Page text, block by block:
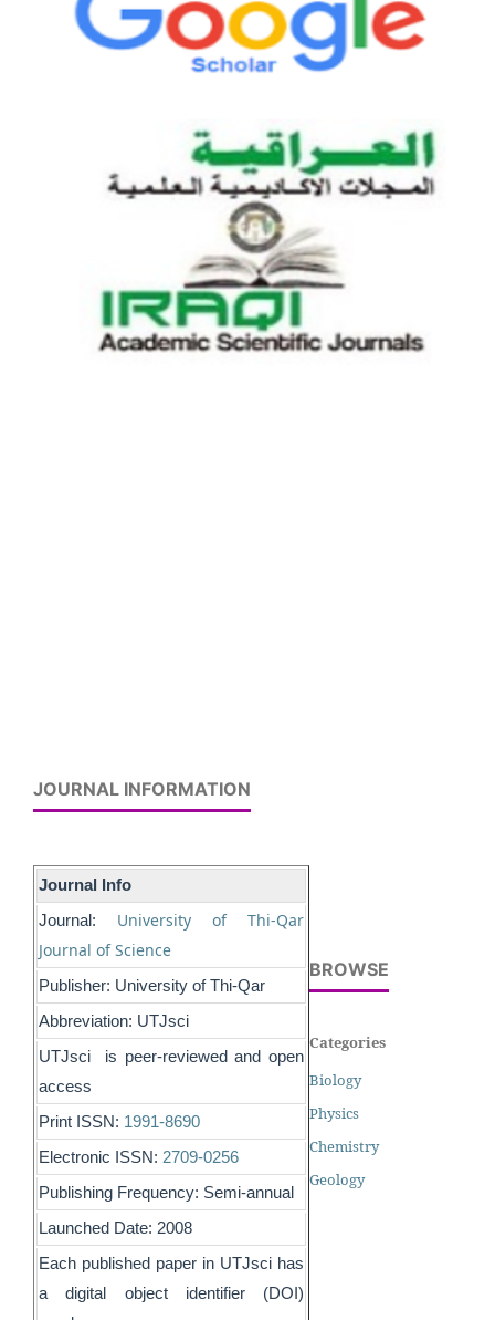
JOURNAL INFORMATION
Journal Info
Journal:
University of Thi-Qar
Journal of Science
Publisher: University of Thi-Qar
Abbreviation: UTJsci
UTJsci is peer-reviewed and open
access
Print ISSN: 1991-8690
Electronic ISSN: 2709-0256
Publishing Frequency: Semi-annual
Launched Date: 2008
Each published paper in UTJsci has
a digital object identifier (DOI)
BROWSE
Categories
Biology
Physics
Chemistry
Geology